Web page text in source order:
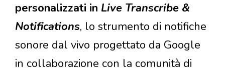
personalizzati in Live Transcribe &
Notifications, lo strumento di notifiche
sonore dal vivo progettato da Google
in collaborazione con la comunità di